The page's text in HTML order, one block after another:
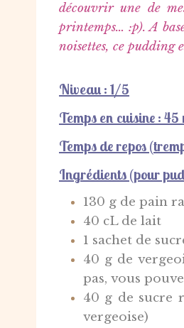
découvrir une de
printemps… :p). A
noisettes, ce pudding
Niveau : 1/5
Temps en cuisine : 45
Temps de repos
Ingrédients (pour
130 g de pain
40 cL de lait
1 sachet de
40 g de
pas, vous
40 g de sucre
vergeoise)